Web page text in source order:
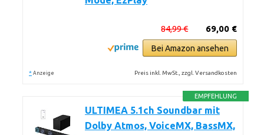
69,00 €
84,99 €
Bei Amazon ansehen
* Anzeige Preis inkl. MwSt., zzgl. Versandkosten
EMPFEHLUNG
ULTIMEA 5.1ch Soundbar mit
Dolby Atmos, VoiceMX, BassMX,